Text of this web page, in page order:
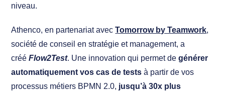
niveau.
Athenco, en partenariat avec Tomorrow by Teamwork,
société de conseil en stratégie et management, a
crééFlow2Test. Une innovation qui permet degénérer
automatiquement vos cas de tests à partir de vos
processus métiers BPMN 2.0, jusqu’à 30x plus